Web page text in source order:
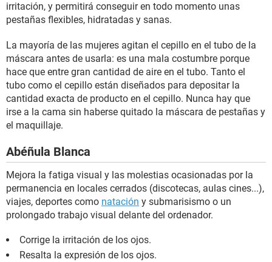
irritación, y permitirá conseguir en todo momento unas
pestañas flexibles, hidratadas y sanas.
La mayoría de las mujeres agitan el cepillo en el tubo de la
máscara antes de usarla: es una mala costumbre porque
hace que entre gran cantidad de aire en el tubo. Tanto el
tubo como el cepillo están diseñados para depositar la
cantidad exacta de producto en el cepillo. Nunca hay que
irse a la cama sin haberse quitado la máscara de pestañas y
el maquillaje.
Abéñula Blanca
Mejora la fatiga visual y las molestias ocasionadas por la
permanencia en locales cerrados (discotecas, aulas cines...),
viajes, deportes como natación y submarisismo o un
prolongado trabajo visual delante del ordenador.
Corrige la irritación de los ojos.
Resalta la expresión de los ojos.